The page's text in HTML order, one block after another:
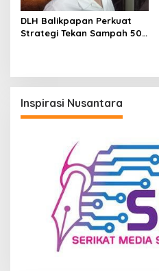
DLH Balikpapan Perkuat
Strategi Tekan Sampah 50
Inspirasi Nusantara